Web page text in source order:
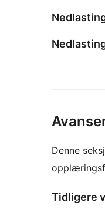
Denne
Tidligere